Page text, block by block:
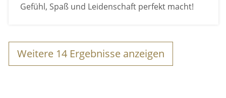
Gefühl, Spaß und Leidenschaft perfekt macht!
Weitere 14 Ergebnisse anzeigen